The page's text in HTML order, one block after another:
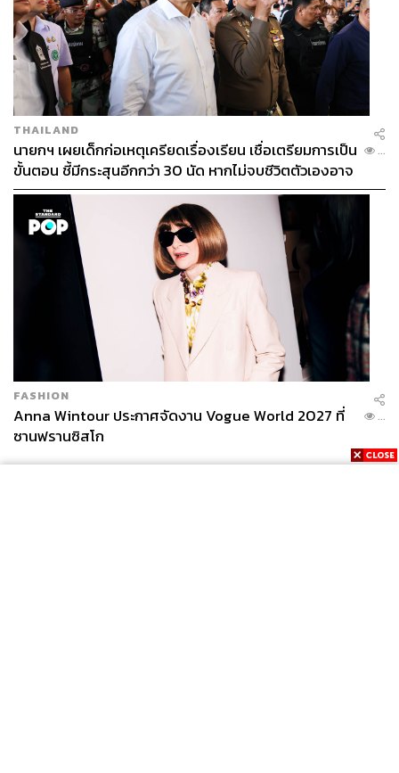
THAILAND
นายกฯ เผยเด็กก่อเหตุเครียดเรื่องเรียน เชื่อเตรียมการเป็น
ขั้นตอน ชี้มีกระสุนอีกกว่า 30 นัด หากไม่จบชีวิตตัวเองอาจ
สูญเสียเพิ่ม
...
FASHION
Anna Wintour ประกาศจัดงาน Vogue World 2027 ที่
ซานฟรานซิสโก
...